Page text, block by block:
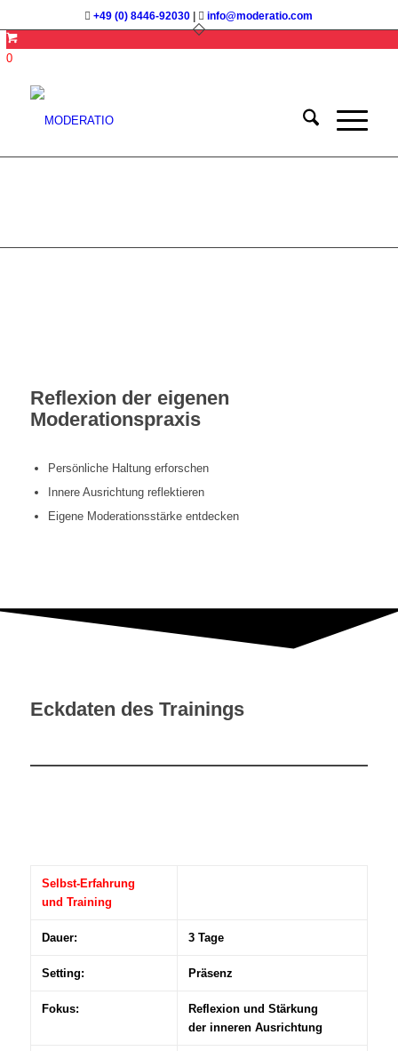
+49 (0) 8446-92030 info@moderatio.com
0
Reflexion der eigenen
Moderationspraxis
Persönliche Haltung erforschen
Innere Ausrichtung reflektieren
Eigene Moderationsstärke entdecken
Eckdaten des Trainings
Selbst-Erfahrung
und Training
Dauer: 3 Tage
Setting: Präsenz
Fokus:
Reflexion und Stärkung
der inneren Ausrichtung